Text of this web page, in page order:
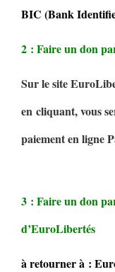
BIC (Bank
2 : Faire un don
Sur le site
en cliquant, vous
paiement en ligne
3 : Faire un don
d’EuroLibertés
à retourner à :